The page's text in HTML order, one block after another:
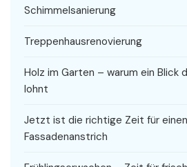
Schimmelsanierung
Treppenhausrenovierung
Holz im Garten – warum ein Blick
lohnt
Jetzt ist die richtige Zeit für
Fassadenanstrich